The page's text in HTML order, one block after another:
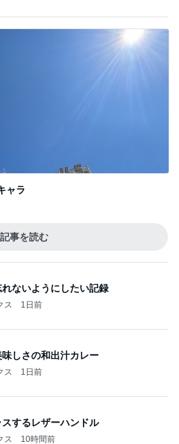
ャラ
記事を読む
れないようにしたい記録
ス 1日前
しさの和出汁カレー
ス 1日前
するレザーハンドル
ス 10時間前